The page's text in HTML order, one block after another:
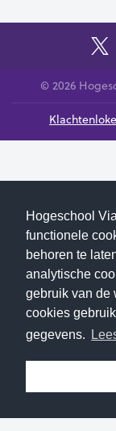
Hogeschool
functionele
behoren te
analytische
gebruik van de
cookies
gegevens.
© 2026